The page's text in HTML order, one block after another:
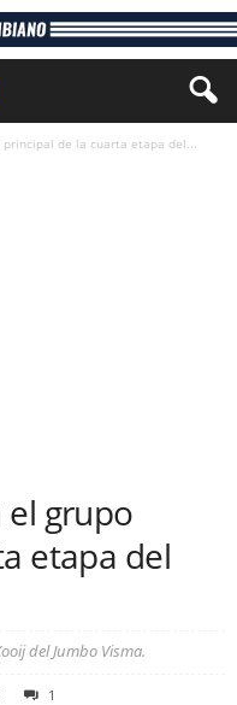
de la cuarta etapa del...
el grupo
etapa del
del Jumbo Visma.
1